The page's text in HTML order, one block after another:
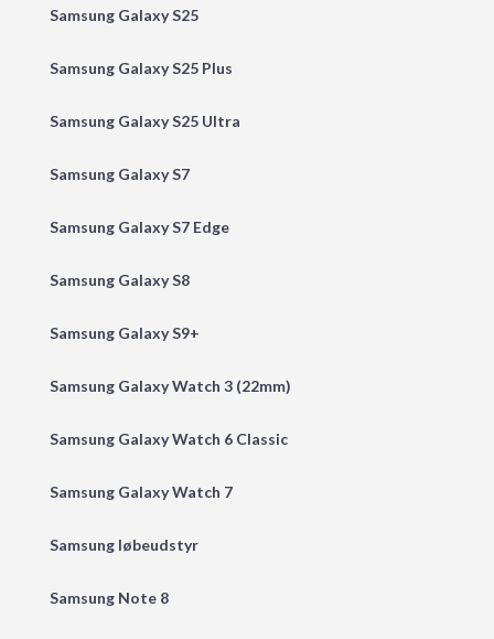
Samsung Galaxy S25
Samsung Galaxy S25 Plus
Samsung Galaxy S25 Ultra
Samsung Galaxy S7
Samsung Galaxy S7 Edge
Samsung Galaxy S8
Samsung Galaxy S9+
Samsung Galaxy Watch 3 (22mm)
Samsung Galaxy Watch 6 Classic
Samsung Galaxy Watch 7
Samsung løbeudstyr
Samsung Note 8